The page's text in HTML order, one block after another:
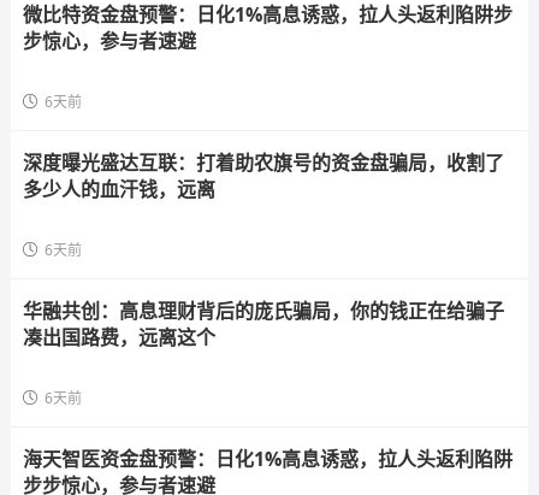
微比特资金盘预警：日化1%高息诱惑，拉人头返利陷阱步
步惊心，参与者速避
6天前
深度曝光盛达互联：打着助农旗号的资金盘骗局，收割了
多少人的血汗钱，远离
6天前
华融共创：高息理财背后的庞氏骗局，你的钱正在给骗子
凑出国路费，远离这个
6天前
海天智医资金盘预警：日化1%高息诱惑，拉人头返利陷阱
步步惊心，参与者速避